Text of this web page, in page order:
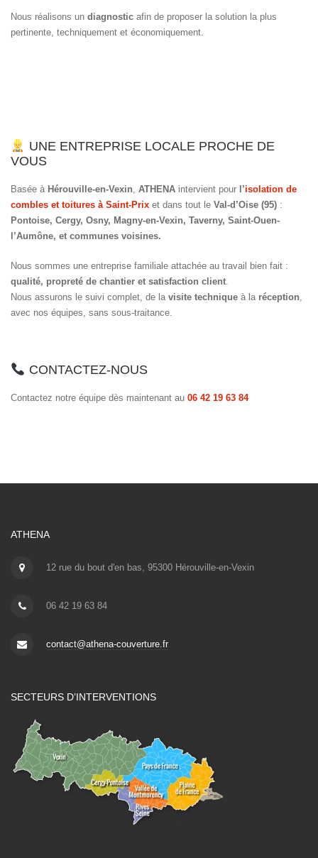
Nous réalisons un diagnostic afin de proposer la solution la plus
pertinente, techniquement et économiquement.
UNE ENTREPRISE LOCALE PROCHE DE
VOUS
Basée à Hérouville-en-Vexin, ATHENA intervient pour l’isolation de
combles et toitures à Saint-Prix et dans tout le Val-d’Oise (95) :
Pontoise, Cergy, Osny, Magny-en-Vexin, Taverny, Saint-Ouen-
l’Aumône, et communes voisines.
Nous sommes une entreprise familiale attachée au travail bien fait :
qualité, propreté de chantier et satisfaction client
Nous assurons le suivi complet, de la visite technique à la réception
avec nos équipes, sans sous-traitance.
CONTACTEZ-NOUS
Contactez notre équipe dès maintenant au 06 42 19 63 84
ATHENA
12 rue du bout d'en bas, 95300 Hérouville-en-Vexin
06 42 19 63 84
contact@athena-couverture.fr
SECTEURS D’INTERVENTIONS